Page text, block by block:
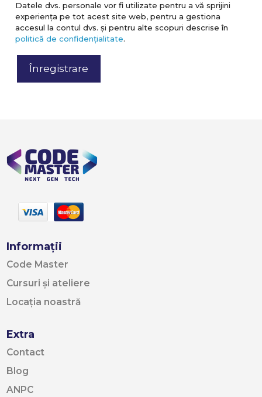
Datele dvs. personale vor fi utilizate pentru a vă sprijini
experiența pe tot acest site web, pentru a gestiona
accesul la contul dvs. și pentru alte scopuri descrise în
politică de confidențialitate.
Înregistrare
Informații
Code Master
Cursuri și ateliere
Locația noastră
Extra
Contact
Blog
ANPC